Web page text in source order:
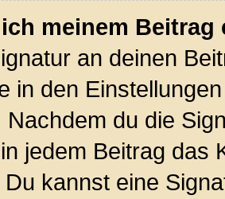
meinem
an deinen
in den
Nachdem du die
jedem Beitrag das
kannst eine